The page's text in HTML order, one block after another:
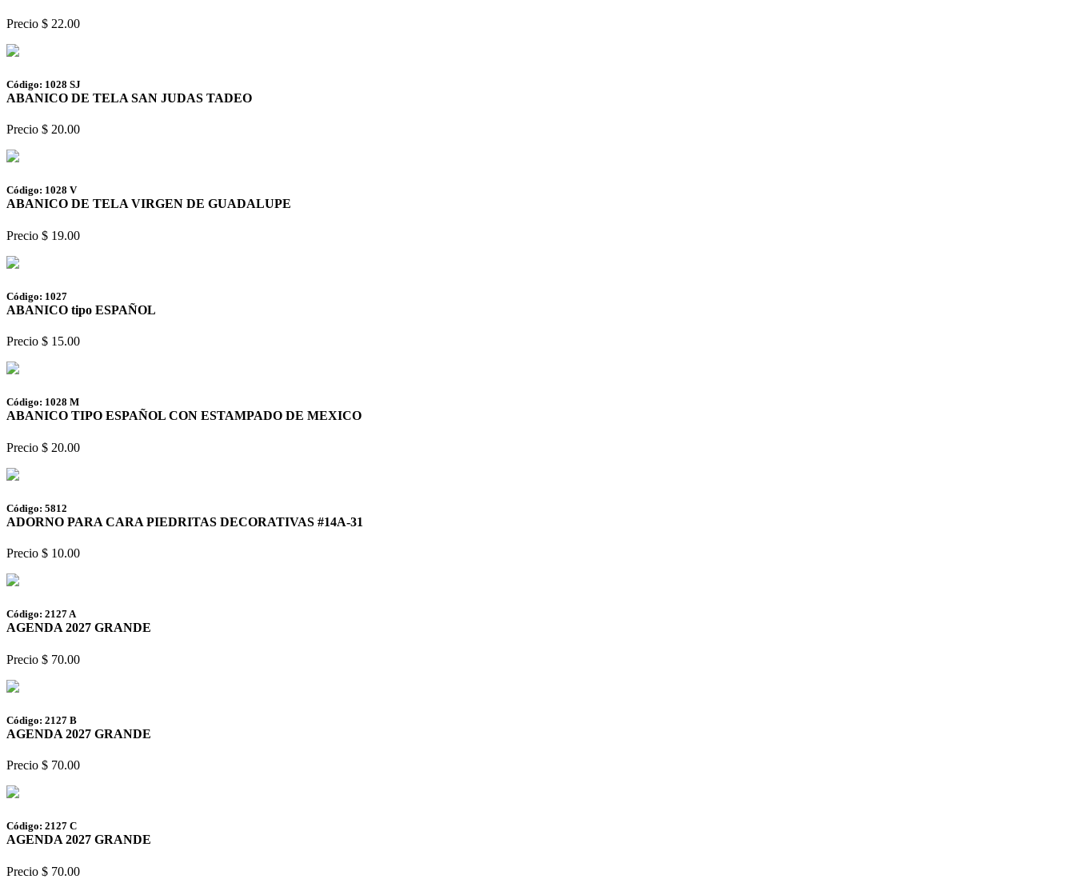
Precio $ 22.00
Código: 1028 SJ
ABANICO DE TELA SAN JUDAS TADEO
Precio $ 20.00
Código: 1028 V
ABANICO DE TELA VIRGEN DE GUADALUPE
Precio $ 19.00
Código: 1027
ABANICO tipo ESPAÑOL
Precio $ 15.00
Código: 1028 M
ABANICO TIPO ESPAÑOL CON ESTAMPADO DE MEXICO
Precio $ 20.00
Código: 5812
ADORNO PARA CARA PIEDRITAS DECORATIVAS #14A-31
Precio $ 10.00
Código: 2127 A
AGENDA 2027 GRANDE
Precio $ 70.00
Código: 2127 B
AGENDA 2027 GRANDE
Precio $ 70.00
Código: 2127 C
AGENDA 2027 GRANDE
Precio $ 70.00